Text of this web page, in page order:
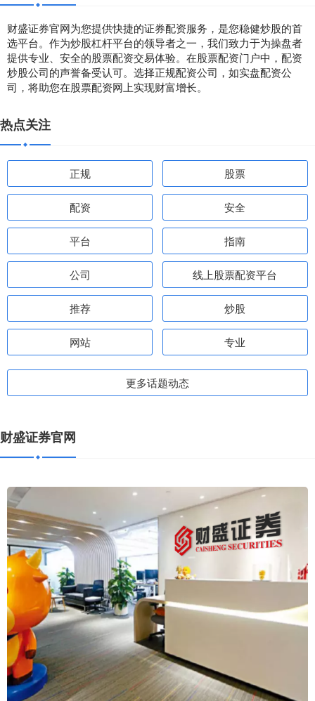
财盛证券官网为您提供快捷的证券配资服务，是您稳健炒股的首
选平台。作为炒股杠杆平台的领导者之一，我们致力于为操盘者
提供专业、安全的股票配资交易体验。在股票配资门户中，配资
炒股公司的声誉备受认可。选择正规配资公司，如实盘配资公
司，将助您在股票配资网上实现财富增长。
热点关注
正规 股票
配资 安全
平台 指南
公司 线上股票配资平台
推荐 炒股
网站 专业
更多话题动态
财盛证券官网